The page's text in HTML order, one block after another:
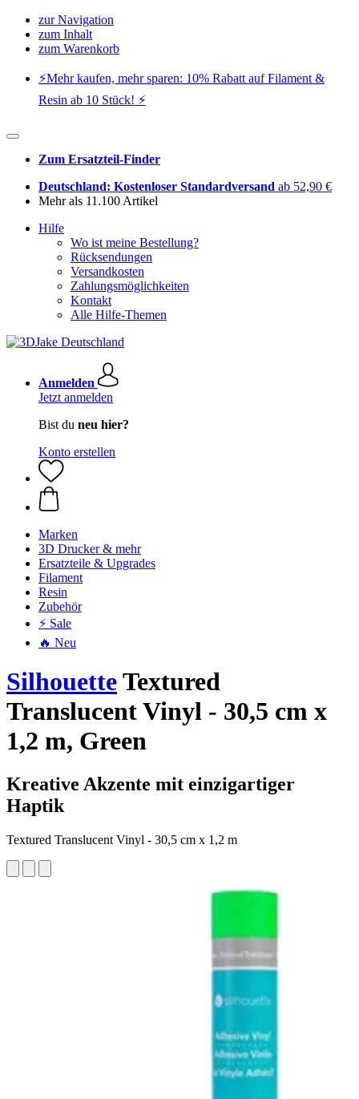
zur Navigation
zum Inhalt
zum Warenkorb
⚡️Mehr kaufen, mehr sparen: 10% Rabatt auf Filament &
Resin ab 10 Stück! ⚡️
Zum Ersatzteil-Finder
Deutschland: Kostenloser Standardversand ab 52,90 €
Mehr als 11.100 Artikel
Hilfe
Wo ist meine Bestellung?
Rücksendungen
Versandkosten
Zahlungsmöglichkeiten
Kontakt
Alle Hilfe-Themen
Anmelden
Jetzt anmelden
Bist du neu hier?
Konto erstellen
Marken
3D Drucker & mehr
Ersatzteile & Upgrades
Filament
Resin
Zubehör
⚡ Sale
🔥 Neu
SilhouetteTextured
Translucent Vinyl - 30,5 cm x
1,2 m, Green
Kreative Akzente mit einzigartiger
Haptik
Textured Translucent Vinyl - 30,5 cm x 1,2 m